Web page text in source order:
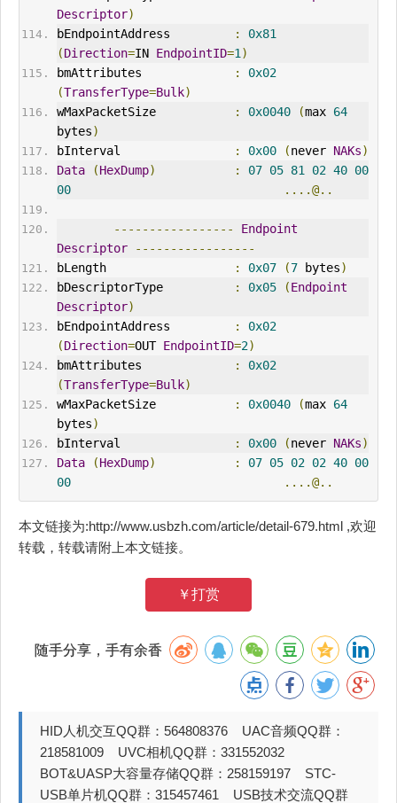
Descriptor)
bEndpointAddress
:
0x81
(Direction=IN EndpointID=1 )
bmAttributes
:
0x02
(TransferType=Bulk)
wMaxPacketSize
: 0x0040 (max 64
bytes)
bInterval
: 0x00 (never NAKs)
Data
(HexDump) : 07 05 81 02 40 00
00
....@..
-----------------
Endpoint
Descriptor
-----------------
bLength
: 0x07 (7 bytes)
bDescriptorType
: 0x05 (Endpoint
Descriptor)
bEndpointAddress
:
0x02
(Direction=OUT EndpointID=2)
bmAttributes
:
0x02
(TransferType=Bulk)
wMaxPacketSize
: 0x0040 (max 64
bytes)
bInterval
: 0x00 (never NAKs)
Data
(HexDump) : 07 05 02 02 40 00
00
....@..
本文链接为:http://www.usbzh.com/article/detail-679.html ,欢迎
转载，转载请附上本文链接。
￥打赏
随手分享，手有余香
HID人机交互QQ群：564808376 UAC音频QQ群：
218581009 UVC相机QQ群：331552032
BOT&UASP大容量存储QQ群：258159197 STC-
USB单片机QQ群：315457461 USB技术交流QQ群